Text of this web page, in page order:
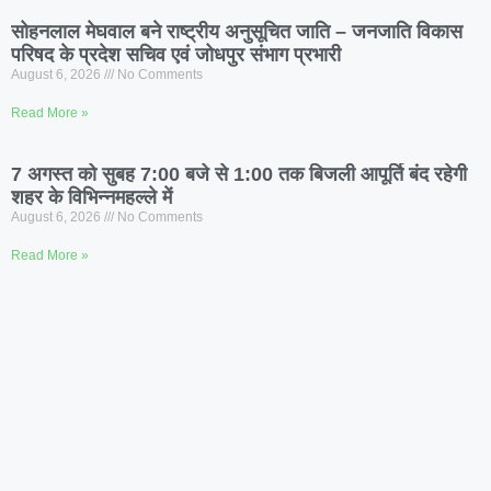
सोहनलाल मेघवाल बने राष्ट्रीय अनुसूचित जाति – जनजाति विकास
परिषद के प्रदेश सचिव एवं जोधपुर संभाग प्रभारी
August 6, 2026 No Comments
Read More »
7 अगस्त को सुबह 7:00 बजे से 1:00 तक बिजली आपूर्ति बंद रहेगी
शहर के विभिन्नमहल्ले में
August 6, 2026 No Comments
Read More »